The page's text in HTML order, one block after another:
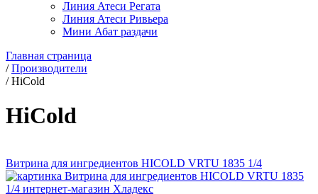
Линия Атеси Регата
Линия Атеси Ривьера
Мини Абат раздачи
Главная страница
/Производители
/HiCold
HiCold
Витрина для ингредиентов HICOLD VRTU 1835 1/4